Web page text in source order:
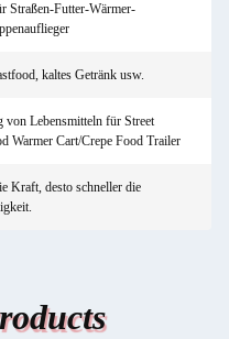
Straßen-Futter-Wärmer-
kaltes Getränk usw.
von Lebensmitteln für Street
Warmer Cart/Crepe Food Trailer
Kraft, desto schneller die